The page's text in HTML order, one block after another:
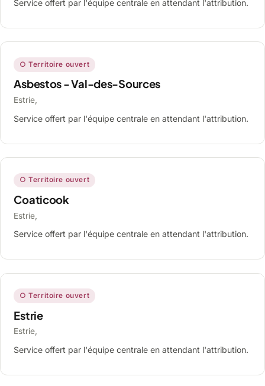
Service offert par l'équipe centrale en attendant l'attribution.
○ Territoire ouvert
Asbestos - Val-des-Sources
Estrie,
Service offert par l'équipe centrale en attendant l'attribution.
○ Territoire ouvert
Coaticook
Estrie,
Service offert par l'équipe centrale en attendant l'attribution.
○ Territoire ouvert
Estrie
Estrie,
Service offert par l'équipe centrale en attendant l'attribution.